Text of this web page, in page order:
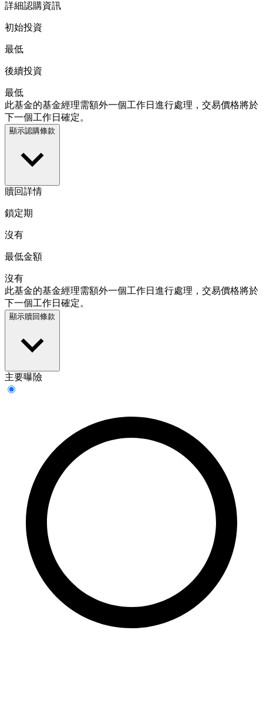
詳細認購資訊
初始投資
最低
後續投資
最低
此基金的基金經理需額外一個工作日進行處理，交易價格將於
下一個工作日確定。
顯示認購條款
贖回詳情
鎖定期
沒有
最低金額
沒有
此基金的基金經理需額外一個工作日進行處理，交易價格將於
下一個工作日確定。
顯示贖回條款
主要曝險